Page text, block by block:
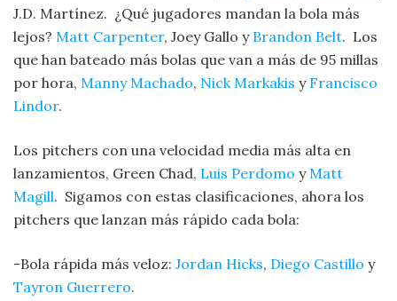
J.D. Martínez. ¿Qué jugadores mandan la bola más
lejos? Matt Carpenter, Joey Gallo y Brandon Belt. Los
que han bateado más bolas que van a más de 95 millas
por hora, Manny Machado, Nick Markakis y Francisco
Lindor.
Los pitchers con una velocidad media más alta en
lanzamientos, Green Chad, Luis Perdomo y Matt
Magill. Sigamos con estas clasificaciones, ahora los
pitchers que lanzan más rápido cada bola:
-Bola rápida más veloz: Jordan Hicks, Diego Castillo y
Tayron Guerrero.